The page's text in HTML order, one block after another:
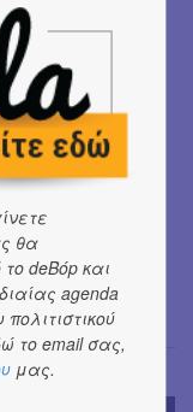
Αλεξάνδρα
στο:
39-Αθήνα),
θα
deBόp και
agenda
το email σας,
μας.